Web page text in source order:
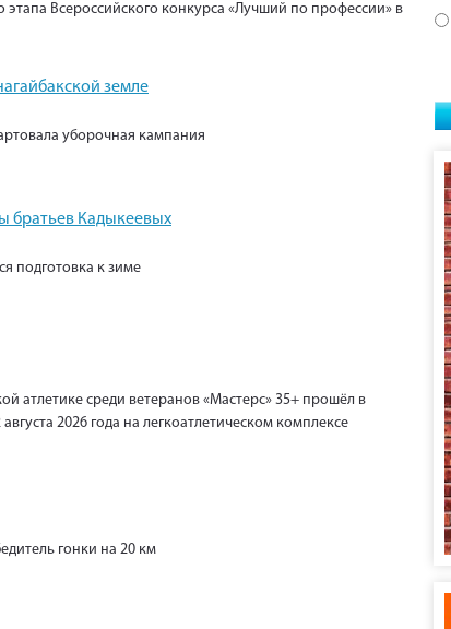
Всероссийского конкурса «Лучший по профессии» в
земле
уборочная кампания
братьев Кадыкеевых
подготовка к зиме
атлетике среди ветеранов «Мастерс» 35+ прошёл в
2026 года на легкоатлетическом комплексе
гонки на 20 км